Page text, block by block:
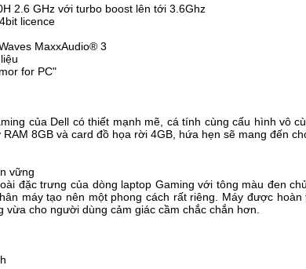
2.6 GHz với turbo boost lên tới 3.6Ghz
licence
MaxxAudio® 3
for PC"
của Dell có thiết mạnh mẽ, cá tính cùng cấu hình vô
8GB và card đồ họa rời 4GB, hứa hẹn sẽ mang đến
vững
đặc trưng của dòng laptop Gaming với tông màu đen
máy tạo nên một phong cách rất riêng. Máy được
vừa cho người dùng cảm giác cầm chắc chắn hơn.